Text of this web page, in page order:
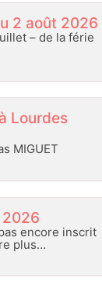
2 août 2026
– de la férie
Lourdes
MIGUET
encore inscrit
plus…